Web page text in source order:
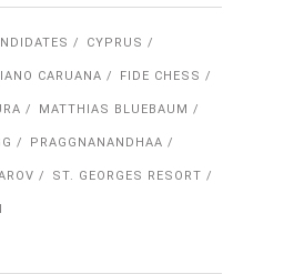
CYPRUS
CARUANA FIDE CHESS
MATTHIAS BLUEBAUM
PRAGGNANANDHAA
ST. GEORGES RESORT